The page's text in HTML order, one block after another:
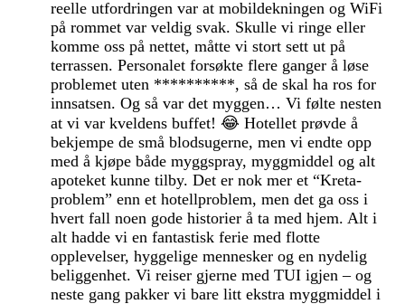
reelle utfordringen var at mobildekningen og WiFi
på rommet var veldig svak. Skulle vi ringe eller
komme oss på nettet, måtte vi stort sett ut på
terrassen. Personalet forsøkte flere ganger å løse
problemet uten **********, så de skal ha ros for
innsatsen. Og så var det myggen… Vi følte nesten
at vi var kveldens buffet! 😂 Hotellet prøvde å
bekjempe de små blodsugerne, men vi endte opp
med å kjøpe både myggspray, myggmiddel og alt
apoteket kunne tilby. Det er nok mer et “Kreta-
problem” enn et hotellproblem, men det ga oss i
hvert fall noen gode historier å ta med hjem. Alt i
alt hadde vi en fantastisk ferie med flotte
opplevelser, hyggelige mennesker og en nydelig
beliggenhet. Vi reiser gjerne med TUI igjen – og
neste gang pakker vi bare litt ekstra myggmiddel i